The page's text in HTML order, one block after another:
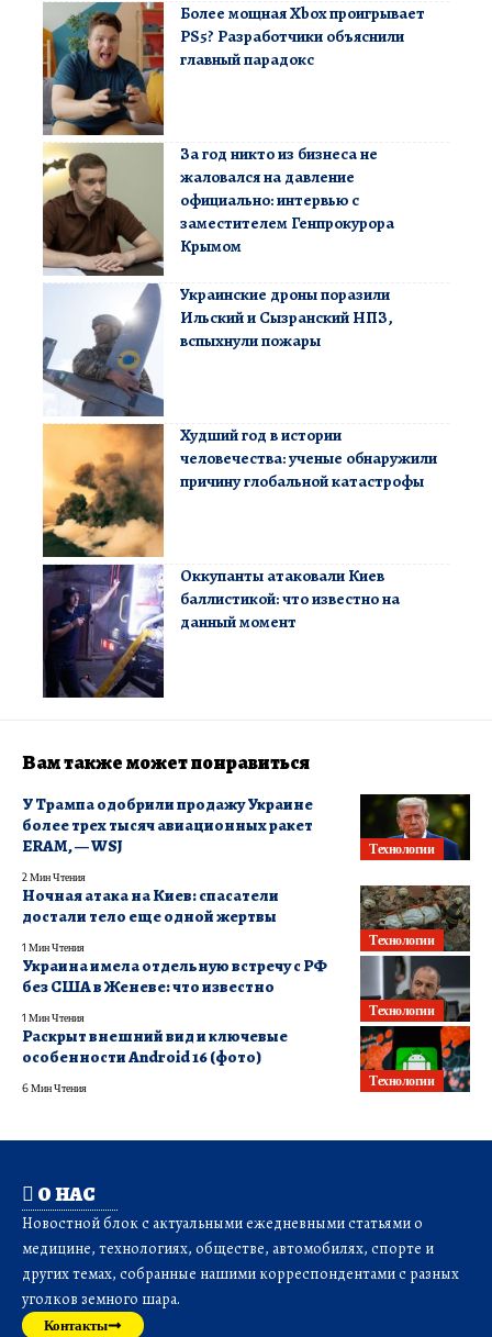
Более мощная Xbox проигрывает
PS5? Разработчики объяснили
главный парадокс
За год никто из бизнеса не
жаловался на давление
официально: интервью с
заместителем Генпрокурора
Крымом
Украинские дроны поразили
Ильский и Сызранский НПЗ,
вспыхнули пожары
Худший год в истории
человечества: ученые обнаружили
причину глобальной катастрофы
Оккупанты атаковали Киев
баллистикой: что известно на
данный момент
Вам также может понравиться
Технологии
У Трампа одобрили продажу Украине
более трех тысяч авиационных ракет
ERAM, — WSJ
2 Мин Чтения
Технологии
Ночная атака на Киев: спасатели
достали тело еще одной жертвы
1 Мин Чтения
Технологии
Украина имела отдельную встречу с РФ
без США в Женеве: что известно
1 Мин Чтения
Технологии
Раскрыт внешний вид и ключевые
особенности Android 16 (фото)
6 Мин Чтения
О НАС
Новостной блок с актуальными ежедневными статьями о
медицине, технологиях, обществе, автомобилях, спорте и
других темах, собранные нашими корреспондентами с разных
уголков земного шара.
Контакты